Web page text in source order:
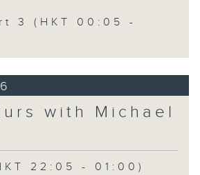
3 (HKT 00:05 -
with Michael
22:05 - 01:00)